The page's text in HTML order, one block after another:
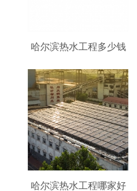
哈尔滨热水工程多少钱
哈尔滨热水工程哪家好